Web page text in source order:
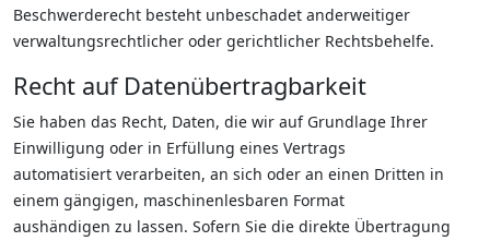
Beschwerderecht besteht unbeschadet anderweitiger
verwaltungsrechtlicher oder gerichtlicher Rechtsbehelfe.
Recht auf Datenübertragbarkeit
Sie haben das Recht, Daten, die wir auf Grundlage Ihrer
Einwilligung oder in Erfüllung eines Vertrags
automatisiert verarbeiten, an sich oder an einen Dritten in
einem gängigen, maschinenlesbaren Format
aushändigen zu lassen. Sofern Sie die direkte Übertragung